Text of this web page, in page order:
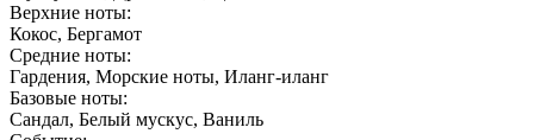
Верхние ноты:
Кокос, Бергамот
Средние ноты:
Гардения, Морские ноты, Иланг-иланг
Базовые ноты:
Сандал, Белый мускус, Ваниль